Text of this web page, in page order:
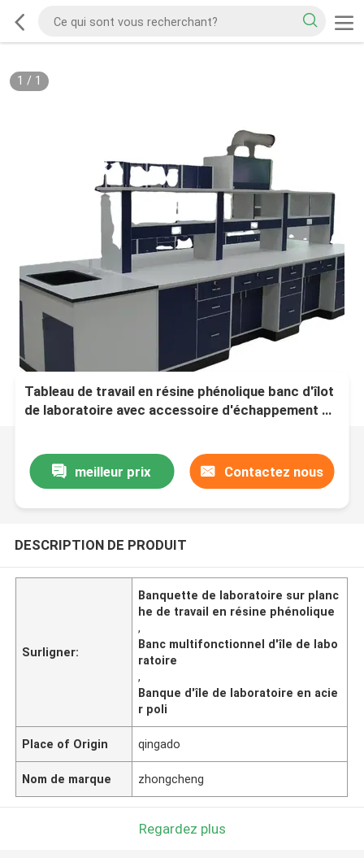
1 / 1
Tableau de travail en résine phénolique banc d'îlot
de laboratoire avec accessoire d'échappement de
meilleur prix Contactez nous
DESCRIPTION DE PRODUIT
Surligner:
Banquette de laboratoire sur planc
he de travail en résine phénolique
,
Banc multifonctionnel d'île de labo
ratoire
,
Banque d'île de laboratoire en acie
r poli
Place of Origin qingado
Nom de marque zhongcheng
Regardez plus